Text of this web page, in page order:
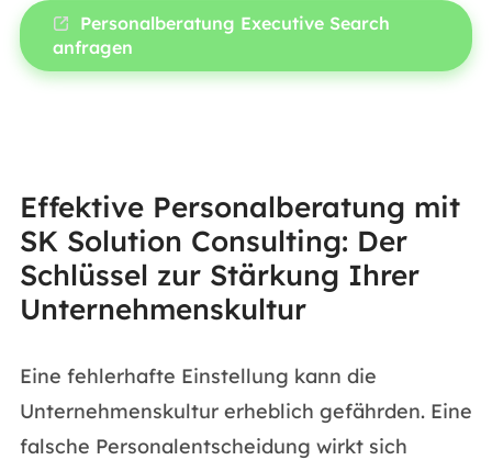
Personalberatung Executive Search
anfragen
Effektive Personalberatung mit
SK Solution Consulting: Der
Schlüssel zur Stärkung Ihrer
Unternehmenskultur
Eine fehlerhafte Einstellung kann die
Unternehmenskultur erheblich gefährden. Eine
falsche Personalentscheidung wirkt sich